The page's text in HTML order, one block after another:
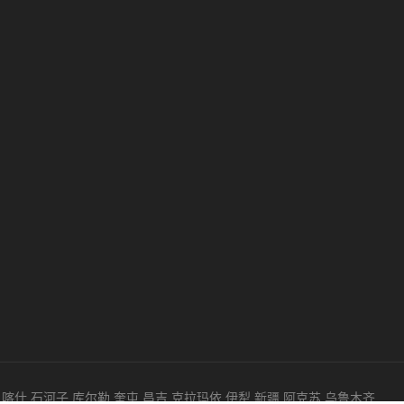
喀什 石河子 库尔勒 奎屯 昌吉 克拉玛依 伊犁 新疆 阿克苏 乌鲁木齐